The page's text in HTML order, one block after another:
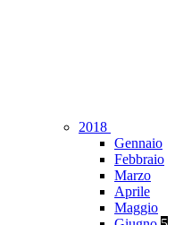
2018
Gennaio
Febbraio
Marzo
Aprile
Maggio